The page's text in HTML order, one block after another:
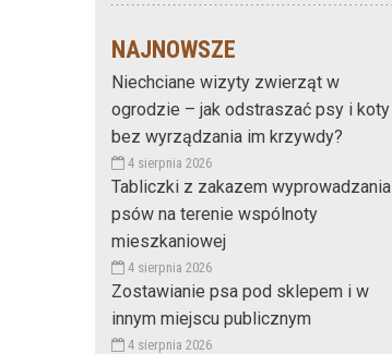
NAJNOWSZE
Niechciane wizyty zwierząt w
ogrodzie – jak odstraszać psy i koty
bez wyrządzania im krzywdy?
4 sierpnia 2026
Tabliczki z zakazem wyprowadzania
psów na terenie wspólnoty
mieszkaniowej
4 sierpnia 2026
Zostawianie psa pod sklepem i w
innym miejscu publicznym
4 sierpnia 2026